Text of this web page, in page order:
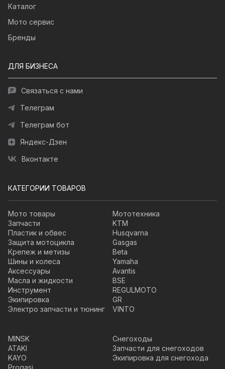
Каталог
Мото сервис
Бренды
ДЛЯ БИЗНЕСА
Связаться с нами
Телеграм
Телеграм бот
Яндекс-Дзен
Вконтакте
КАТЕГОРИИ ТОВАРОВ
Мото товары
Запчасти
Пластик и обвес
Защита мотоцикла
Крепеж и метизы
Шины и колеса
Аксессуары
Масла и жидкости
Инструмент
Экипировка
Электро запчасти и тюнинг
Мототехника
KTM
Husqvarna
Gasgas
Beta
Yamaha
Avantis
BSE
REGULMOTO
GR
VINTO
MINSK
ATAKI
KAYO
Снегоходы
Запчасти для снегоходов
Экипировка для снегохода